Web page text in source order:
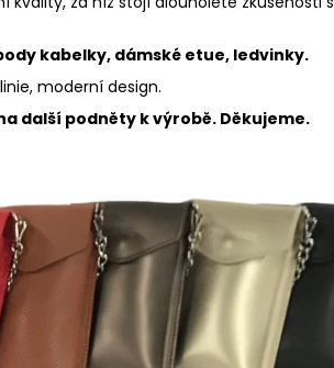
kabelky, dámské etue, ledvinky.
moderní design.
další podněty k výrobě. Děkujeme.